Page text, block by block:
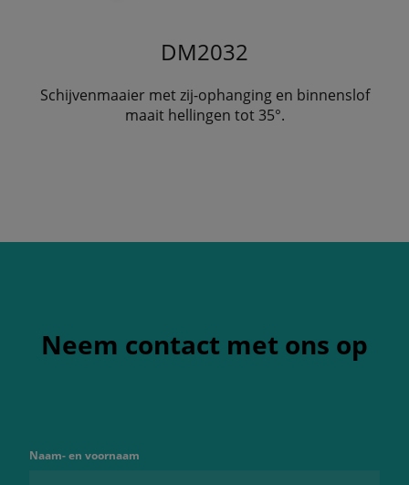
DM2032
Schijvenmaaier met zij-ophanging en binnenslof
maait hellingen tot 35°.
Neem contact met ons op
Naam- en voornaam